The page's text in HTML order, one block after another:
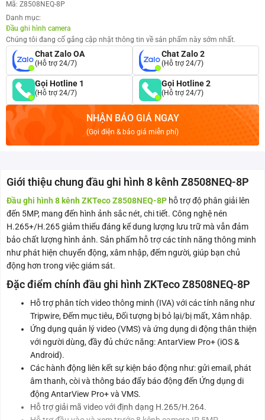
Mã: Z8508NEQ-8P
Danh mục:
Đầu ghi hình camera
Chúng tôi đang cố gắng cập nhật thông tin về sản phẩm này sớm nhất.
Chat Zalo OA
(Hỗ trợ 24/7)
Chat Zalo 2
(Hỗ trợ 24/7)
Gọi Hotline 1
(Hỗ trợ 24/7)
Gọi Hotline 2
(Hỗ trợ 24/7)
NHẬN BÁO GIÁ NGAY
(Gọi điện & báo giá miễn phí)
Giới thiệu chung đầu ghi hình 8 kênh Z8508NEQ-8P
Đầu ghi hình 8 kênh ZKTeco Z8508NEQ-8P hỗ trợ độ phân giải lên
đến 5MP, mang đến hình ảnh sắc nét, chi tiết. Công nghệ nén
H.265+/H.265 giảm thiểu đáng kể dung lượng lưu trữ mà vẫn đảm
bảo chất lượng hình ảnh. Sản phẩm hỗ trợ các tính năng thông minh
như phát hiện chuyển động, xâm nhập, đếm người, giúp bạn chủ
động hơn trong việc giám sát.
Đặc điểm chính đầu ghi hình ZKTeco Z8508NEQ-8P
Hỗ trợ phân tích video thông minh (IVA) với các tính năng như
Tripwire, Đếm mục tiêu, Đối tượng bị bỏ lại/bị mất, Xâm nhập.
Ứng dụng quản lý video (VMS) và ứng dụng di động thân thiện
với người dùng, đầy đủ chức năng: AntarView Pro+ (iOS &
Android).
Các hành động liên kết sự kiện báo động như: gửi email, phát
âm thanh, còi và thông báo đẩy báo động đến Ứng dụng di
động AntarView Pro+ và VMS.
Hỗ trợ giải mã video với định dạng H.265/H.264.